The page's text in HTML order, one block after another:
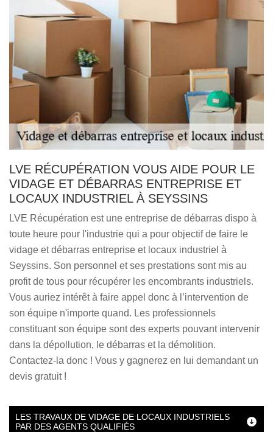
LVE RÉCUPÉRATION VOUS AIDE POUR LE
VIDAGE ET DÉBARRAS ENTREPRISE ET
LOCAUX INDUSTRIEL À SEYSSINS
LVE Récupération est une entreprise de débarras dispo à
toute heure pour l'industrie qui a pour objectif de faire le
vidage et débarras entreprise et locaux industriel à
Seyssins. Son personnel et ses prestations sont mis au
profit de tous pour récupérer les encombrants industriels.
Vous auriez intérêt à faire appel donc à l’intervention de
son équipe n'importe quand. Les professionnels
constituant son équipe sont des experts pouvant intervenir
dans la dépollution, le débarras et la démolition.
Contactez-la donc ! Vous y gagnerez en lui demandant un
devis gratuit !
LES TRAVAUX DE VIDAGE DE LOCAUX INDUSTRIELS
PAR DES AGENTS QUALIFIÉS